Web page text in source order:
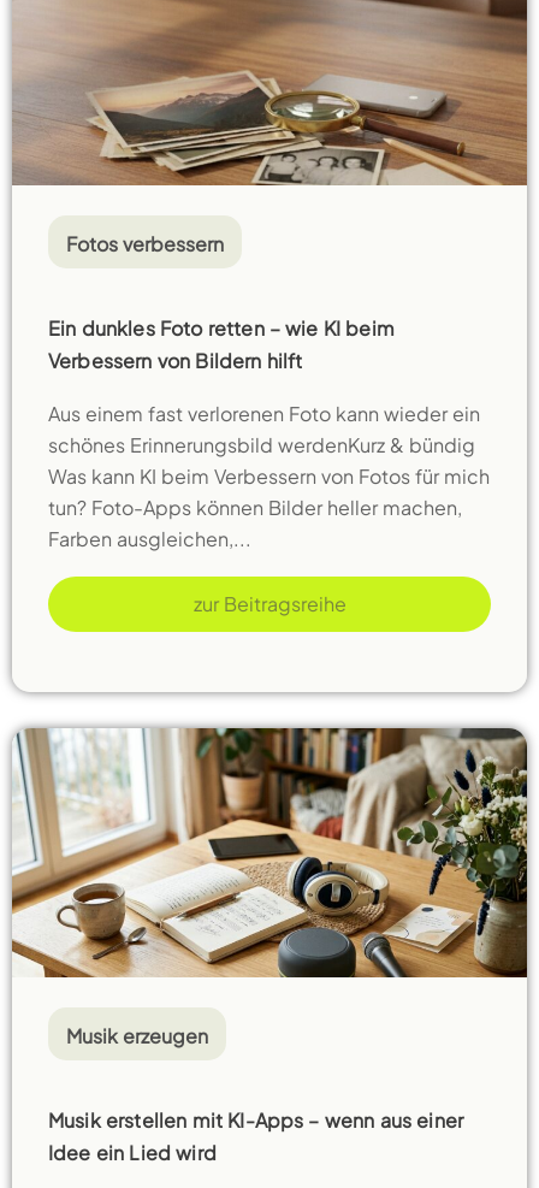
Fotos verbessern
Ein dunkles Foto retten – wie KI beim
Verbessern von Bildern hilft
Aus einem fast verlorenen Foto kann wieder ein
schönes Erinnerungsbild werdenKurz & bündig
Was kann KI beim Verbessern von Fotos für mich
tun? Foto-Apps können Bilder heller machen,
Farben ausgleichen,...
zur Beitragsreihe
Musik erzeugen
Musik erstellen mit KI-Apps – wenn aus einer
Idee ein Lied wird